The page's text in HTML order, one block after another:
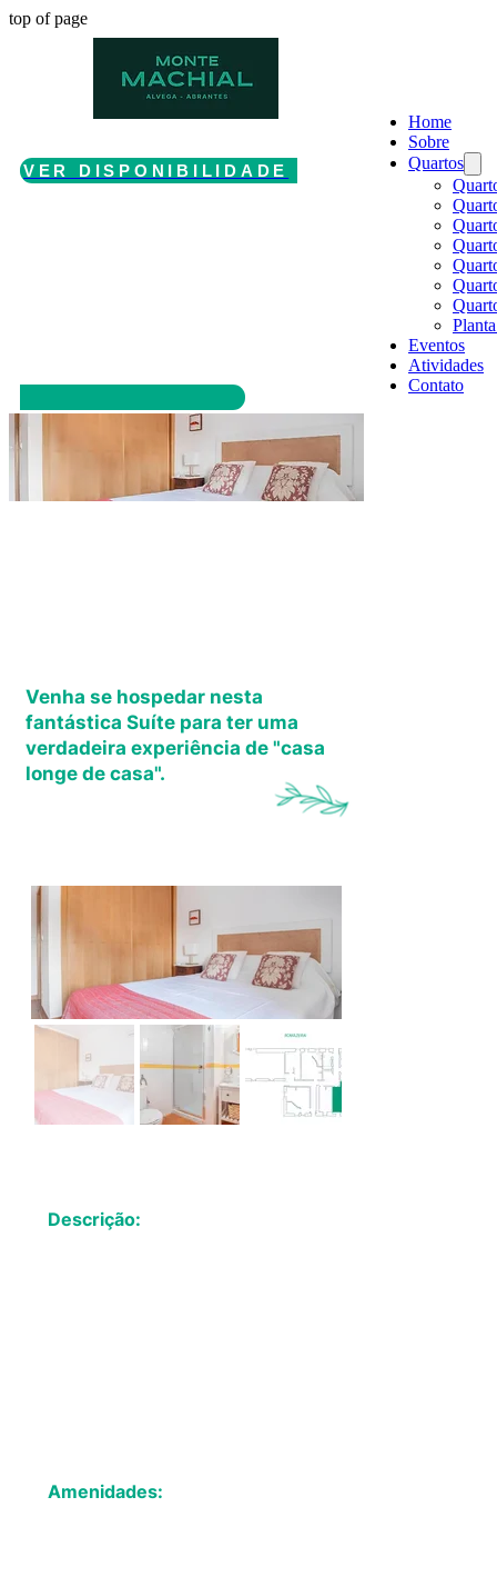
top of page
VER DISPONIBILIDADE
Home
Sobre
Quartos
Eventos
Atividades
Contato
Venha se hospedar nesta
fantástica Suíte para ter uma
verdadeira experiência de "casa
longe de casa".
Descrição:
Amenidades: